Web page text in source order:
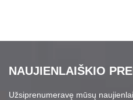
NAUJIENLAIŠKIO
Užsiprenumeravę mūsų